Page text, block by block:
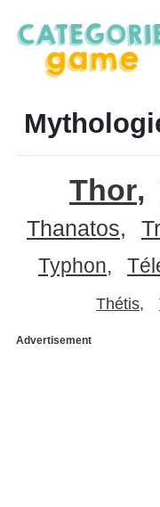
Thor
Thanatos
Typhon
Thétis
Advertisement